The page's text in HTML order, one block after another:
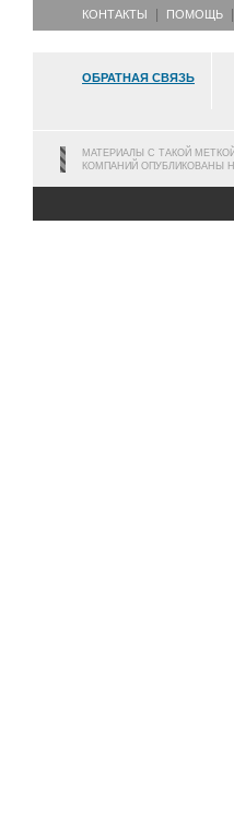
КОНТАКТЫ ПОМОЩЬ
ОБРАТНАЯ СВЯЗЬ
МАТЕРИАЛЫ С ТАКОЙ
КОМПАНИЙ ОПУБЛИКОВАНЫ